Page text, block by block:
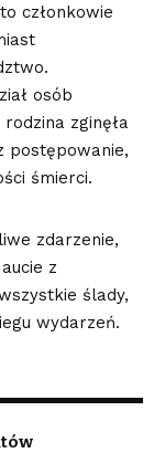
członkowie
osób
zginęła
postępowanie,
śmierci.
zdarzenie,
z
ślady,
wydarzeń.